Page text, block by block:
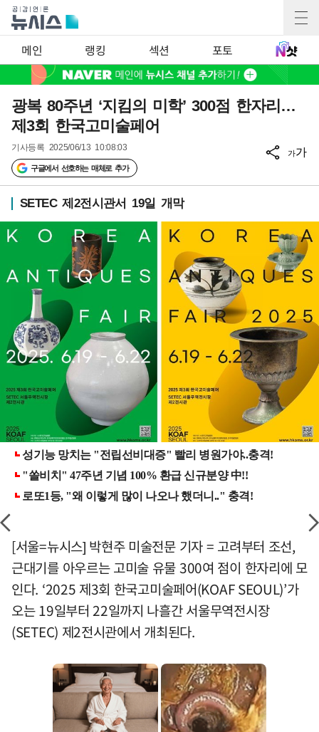
메인 랭킹 섹션 포토
광복 80주년 ‘지킴의 미학’ 300점 한자리…
제3회 한국고미술페어
기사등록 2025/06/13 10:08:03
구글에서 선호하는 매체로 추가
가가
SETEC 제2전시관서 19일 개막
[서울=뉴시스] 박현주 미술전문 기자 = 고려부터 조선,
근대기를 아우르는 고미술 유물 300여 점이 한자리에 모
인다. ‘2025 제3회 한국고미술페어(KOAF SEOUL)’가
오는 19일부터 22일까지 나흘간 서울무역전시장
(SETEC) 제2전시관에서 개최된다.